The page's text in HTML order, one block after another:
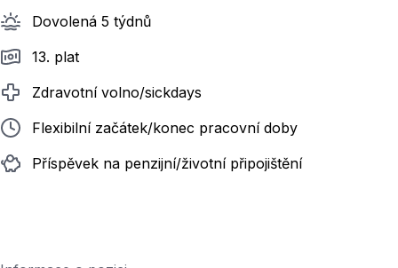
Dovolená 5 týdnů
13. plat
Zdravotní volno/sickdays
Flexibilní začátek/konec pracovní doby
Příspěvek na penzijní/životní připojištění